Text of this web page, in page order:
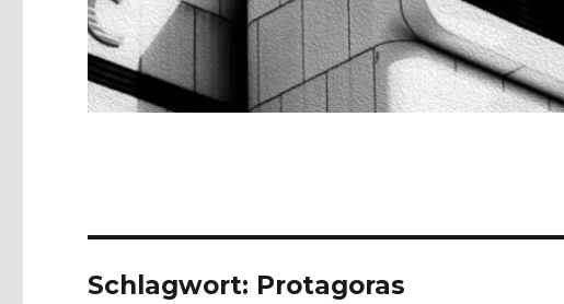
Schlagwort: Protagoras